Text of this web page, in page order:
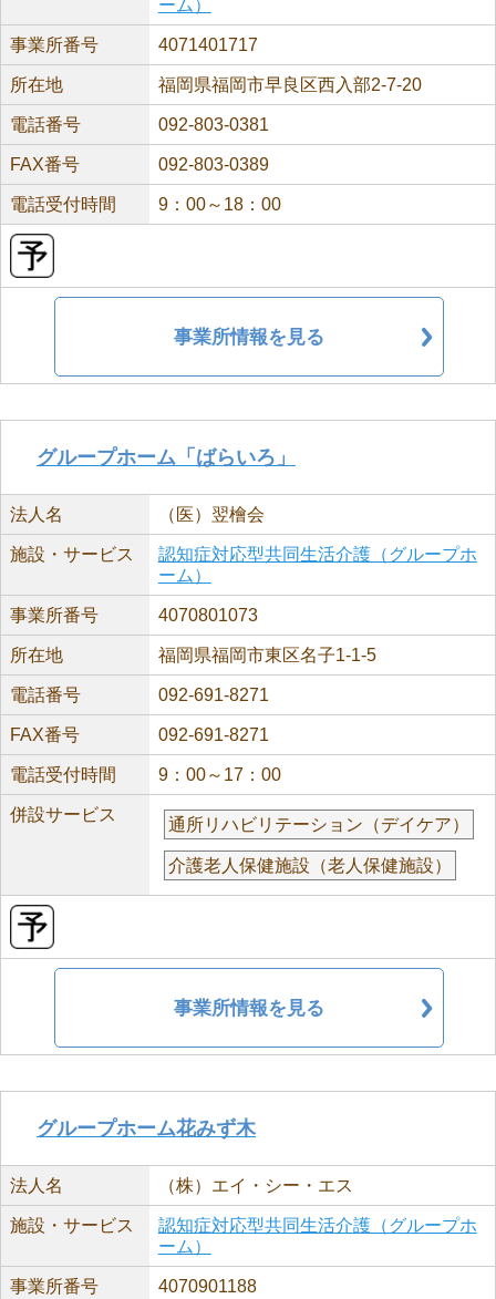
ーム）
事業所番号 4071401717
所在地 福岡県福岡市早良区西入部2-7-20
電話番号 092-803-0381
FAX番号 092-803-0389
電話受付時間 9：00～18：00
事業所情報を見る
グループホーム「ばらいろ」
法人名 （医）翌檜会
施設・サービス
認知症対応型共同生活介護（グループホ
ーム）
事業所番号 4070801073
所在地 福岡県福岡市東区名子1-1-5
電話番号 092-691-8271
FAX番号 092-691-8271
電話受付時間 9：00～17：00
併設サービス
通所リハビリテーション（デイケア）
介護老人保健施設（老人保健施設）
事業所情報を見る
グループホーム花みず木
法人名 （株）エイ・シー・エス
施設・サービス
認知症対応型共同生活介護（グループホ
ーム）
事業所番号 4070901188